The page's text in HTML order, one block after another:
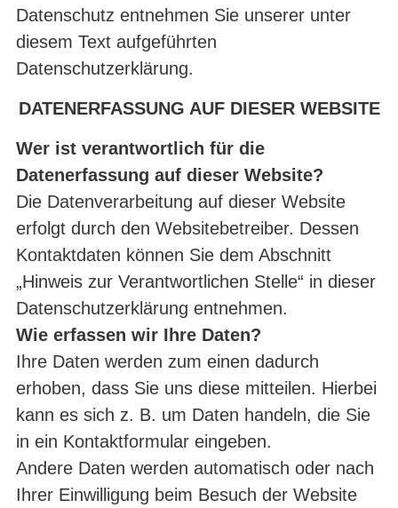
Datenschutz entnehmen Sie unserer unter
diesem Text aufgeführten
Datenschutzerklärung.
DATENERFASSUNG AUF DIESER WEBSITE
Wer ist verantwortlich für die
Datenerfassung auf dieser Website?
Die Datenverarbeitung auf dieser Website
erfolgt durch den Websitebetreiber. Dessen
Kontaktdaten können Sie dem Abschnitt
„Hinweis zur Verantwortlichen Stelle“ in dieser
Datenschutzerklärung entnehmen.
Wie erfassen wir Ihre Daten?
Ihre Daten werden zum einen dadurch
erhoben, dass Sie uns diese mitteilen. Hierbei
kann es sich z. B. um Daten handeln, die Sie
in ein Kontaktformular eingeben.
Andere Daten werden automatisch oder nach
Ihrer Einwilligung beim Besuch der Website